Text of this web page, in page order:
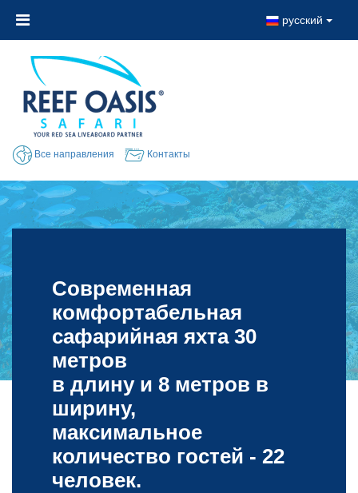
русский
Все направления Контакты
Современная
комфортабельная
сафарийная яхта 30
метров
в длину и 8 метров в
ширину,
максимальное
количество гостей - 22
человек.